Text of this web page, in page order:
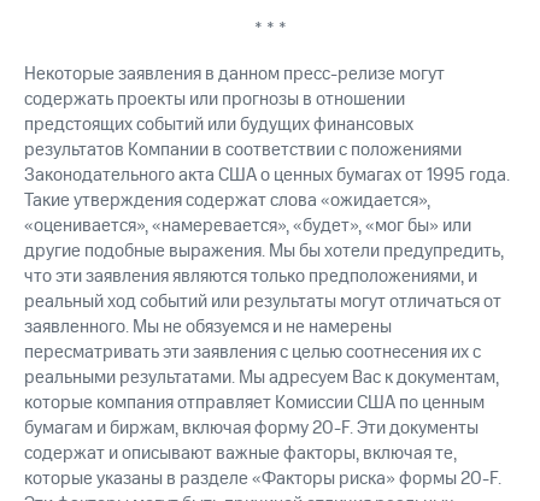
* * *
Некоторые заявления в данном пресс-релизе могут
содержать проекты или прогнозы в отношении
предстоящих событий или будущих финансовых
результатов Компании в соответствии с положениями
Законодательного акта США о ценных бумагах от 1995 года.
Такие утверждения содержат слова «ожидается»,
«оценивается», «намеревается», «будет», «мог бы» или
другие подобные выражения. Мы бы хотели предупредить,
что эти заявления являются только предположениями, и
реальный ход событий или результаты могут отличаться от
заявленного. Мы не обязуемся и не намерены
пересматривать эти заявления с целью соотнесения их с
реальными результатами. Мы адресуем Вас к документам,
которые компания отправляет Комиссии США по ценным
бумагам и биржам, включая форму 20-F. Эти документы
содержат и описывают важные факторы, включая те,
которые указаны в разделе «Факторы риска» формы 20-F.